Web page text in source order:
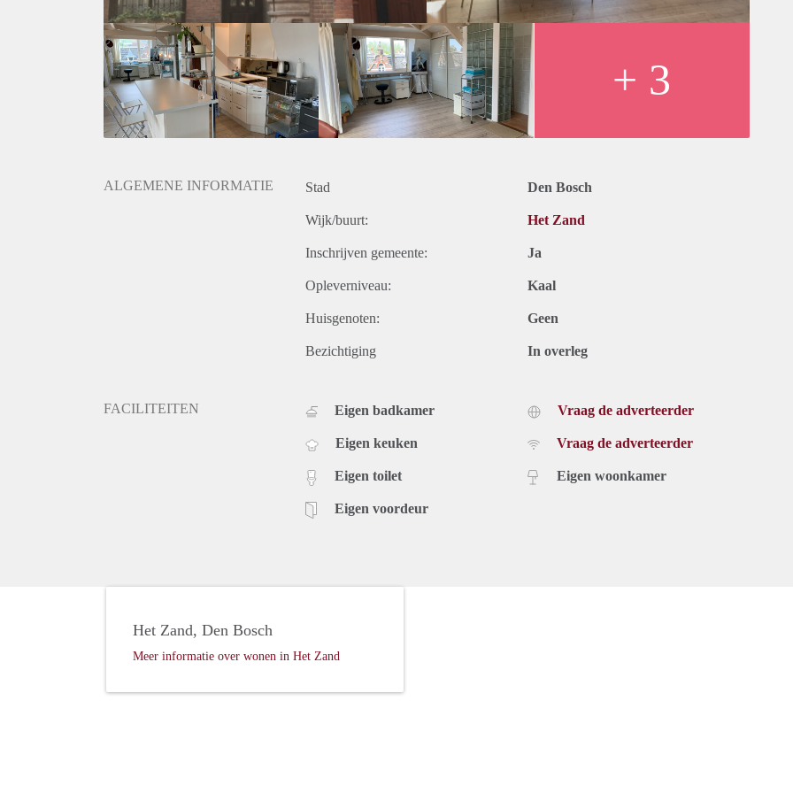
Parkeren
Digitaal parkeren in de straat en omgeving.
Voor lang parkeren is een optie een transferium met bus-transfer naar het centrum van de stad.
+ 3
ALGEMENE INFORMATIE Stad Den Bosch
Wijk/buurt: Het Zand
Inschrijven gemeente: Ja
Opleverniveau: Kaal
Huisgenoten: Geen
Bezichtiging In overleg
FACILITEITEN Eigen badkamer
Eigen keuken
Eigen toilet
Eigen voordeur
Vraag de adverteerder
Vraag de adverteerder
Eigen woonkamer
Het Zand, Den Bosch
Meer informatie over wonen in Het Zand